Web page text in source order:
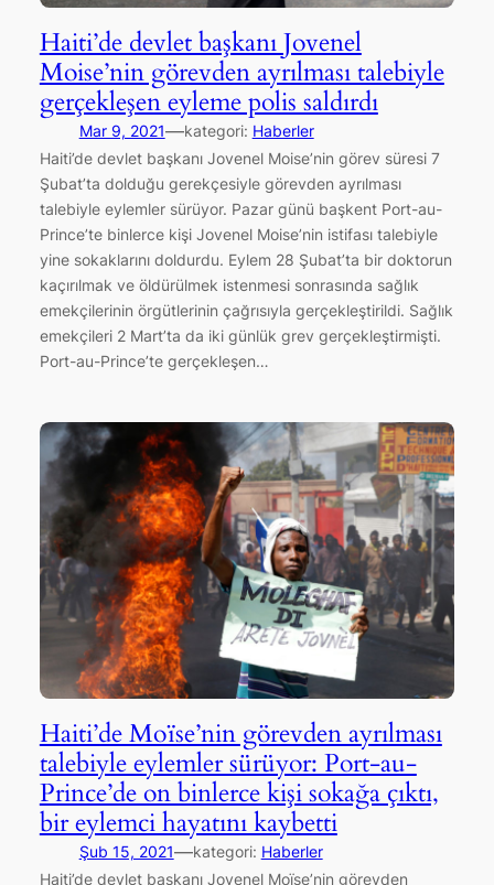
Haiti’de devlet başkanı Jovenel
Moise’nin görevden ayrılması talebiyle
gerçekleşen eyleme polis saldırdı
Mar 9, 2021—kategori: Haberler
Haiti’de devlet başkanı Jovenel Moise’nin görev süresi 7
Şubat’ta dolduğu gerekçesiyle görevden ayrılması
talebiyle eylemler sürüyor. Pazar günü başkent Port-au-
Prince’te binlerce kişi Jovenel Moise’nin istifası talebiyle
yine sokaklarını doldurdu. Eylem 28 Şubat’ta bir doktorun
kaçırılmak ve öldürülmek istenmesi sonrasında sağlık
emekçilerinin örgütlerinin çağrısıyla gerçekleştirildi. Sağlık
emekçileri 2 Mart’ta da iki günlük grev gerçekleştirmişti.
Port-au-Prince’te gerçekleşen…
Haiti’de Moïse’nin görevden ayrılması
talebiyle eylemler sürüyor: Port-au-
Prince’de on binlerce kişi sokağa çıktı,
bir eylemci hayatını kaybetti
Şub 15, 2021—kategori: Haberler
Haiti’de devlet başkanı Jovenel Moïse’nin görevden